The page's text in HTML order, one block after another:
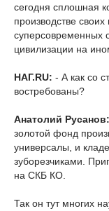
сегодня сплошная
производстве
суперсовременных
цивилизации на
НАГ.RU: - А как со
востребованы?
Анатолий Русанов:
золотой фонд
универсалы, и
зуборезчиками.
на СКБ КО.
Так он тут многих